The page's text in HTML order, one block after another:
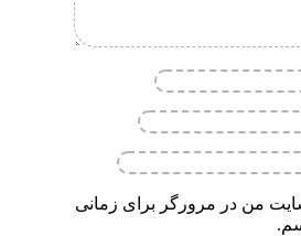
من در مرورگر برای زمانی